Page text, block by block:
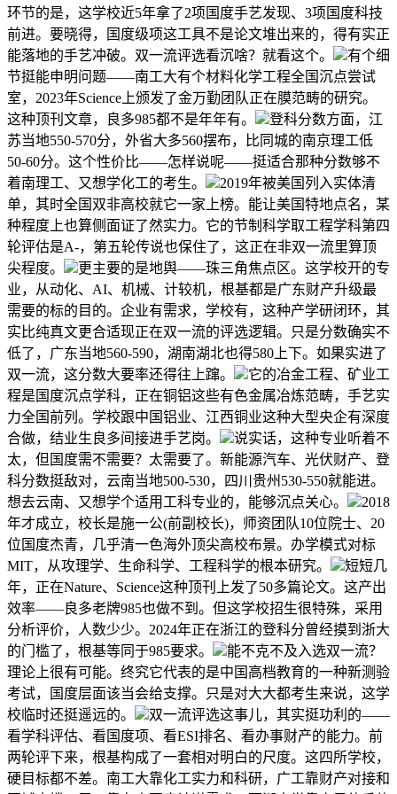
环节的是，这学校近5年拿了2项国度手艺发现、3项国度科技
前进。要晓得，国度级项这工具不是论文堆出来的，得有实正
能落地的手艺冲破。双一流评选看沉啥？就看这个。
有个细
节挺能申明问题——南工大有个材料化学工程全国沉点尝试
室，2023年Science上颁发了金万勤团队正在膜范畴的研究。
这种顶刊文章，良多985都不是年年有。
登科分数方面，江
苏当地550-570分，外省大多560摆布，比同城的南京理工低
50-60分。这个性价比——怎样说呢——挺适合那种分数够不
着南理工、又想学化工的考生。
2019年被美国列入实体清
单，其时全国双非高校就它一家上榜。能让美国特地点名，某
种程度上也算侧面证了然实力。它的节制科学取工程学科第四
轮评估是A-，第五轮传说也保住了，这正在非双一流里算顶
尖程度。
更主要的是地舆——珠三角焦点区。这学校开的专
业，从动化、AI、机械、计较机，根基都是广东财产升级最
需要的标的目的。企业有需求，学校有，这种产学研闭环，其
实比纯真文更合适现正在双一流的评选逻辑。只是分数确实不
低了，广东当地560-590，湖南湖北也得580上下。如果实进了
双一流，这分数大要率还得往上蹿。
它的冶金工程、矿业工
程是国度沉点学科，正在铜铝这些有色金属冶炼范畴，手艺实
力全国前列。学校跟中国铝业、江西铜业这种大型央企有深度
合做，结业生良多间接进手艺岗。
说实话，这种专业听着不
太，但国度需不需要？太需要了。新能源汽车、光伏财产、登
科分数挺敌对，云南当地500-530，四川贵州530-550就能进。
想去云南、又想学个适用工科专业的，能够沉点关心。
2018
年才成立，校长是施一公(前副校长)，师资团队10位院士、20
位国度杰青，几乎清一色海外顶尖高校布景。办学模式对标
MIT，从攻理学、生命科学、工程科学的根本研究。
短短几
年，正在Nature、Science这种顶刊上发了50多篇论文。这产出
效率——良多老牌985也做不到。但这学校招生很特殊，采用
分析评价，人数少少。2024年正在浙江的登科分曾经摸到浙大
的门槛了，根基等同于985要求。
能不克不及入选双一流？
理论上很有可能。终究它代表的是中国高档教育的一种新测验
考试，国度层面该当会给支撑。只是对大大都考生来说，这学
校临时还挺遥远的。
双一流评选这事儿，其实挺功利的——
看学科评估、看国度项、看ESI排名、看办事财产的能力。前
两轮评下来，根基构成了一套相对明白的尺度。这四所学校，
硬目标都不差。南工大靠化工实力和科研，广工靠财产对接和